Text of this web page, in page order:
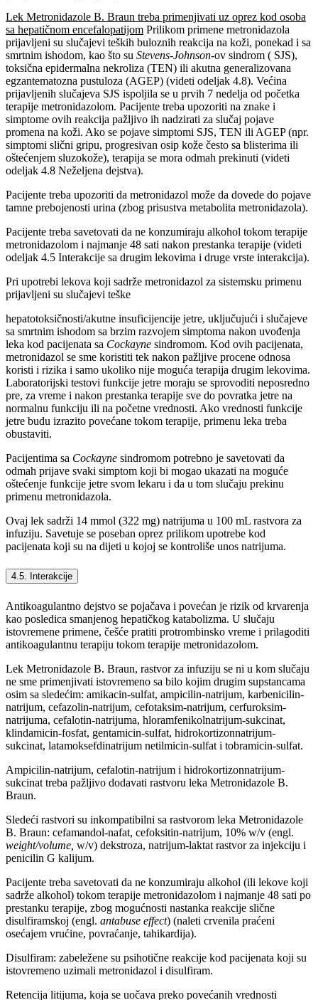
Lek Metronidazole B. Braun treba primenjivati uz oprez kod osoba
sa hepatičnom encefalopatijom Prilikom primene metronidazola
prijavljeni su slučajevi teških buloznih reakcija na koži, ponekad i sa
smrtnim ishodom, kao što su Stevens-Johnson-ov sindrom ( SJS),
toksična epidermalna nekroliza (TEN) ili akutna generalizovana
egzantematozna pustuloza (AGEP) (videti odeljak 4.8). Većina
prijavljenih slučajeva SJS ispoljila se u prvih 7 nedelja od početka
terapije metronidazolom. Pacijente treba upozoriti na znake i
simptome ovih reakcija pažljivo ih nadzirati za slučaj pojave
promena na koži. Ako se pojave simptomi SJS, TEN ili AGEP (npr.
simptomi slični gripu, progresivan osip kože često sa blisterima ili
oštećenjem sluzokože), terapija se mora odmah prekinuti (videti
odeljak 4.8 Neželjena dejstva).
Pacijente treba upozoriti da metronidazol može da dovede do pojave
tamne prebojenosti urina (zbog prisustva metabolita metronidazola).
Pacijente treba savetovati da ne konzumiraju alkohol tokom terapije
metronidazolom i najmanje 48 sati nakon prestanka terapije (videti
odeljak 4.5 Interakcije sa drugim lekovima i druge vrste interakcija).
Pri upotrebi lekova koji sadrže metronidazol za sistemsku primenu
prijavljeni su slučajevi teške
hepatotoksičnosti/akutne insuficijencije jetre, uključujući i slučajeve
sa smrtnim ishodom sa brzim razvojem simptoma nakon uvođenja
leka kod pacijenata sa Cockayne sindromom. Kod ovih pacijenata,
metronidazol se sme koristiti tek nakon pažljive procene odnosa
koristi i rizika i samo ukoliko nije moguća terapija drugim lekovima.
Laboratorijski testovi funkcije jetre moraju se sprovoditi neposredno
pre, za vreme i nakon prestanka terapije sve do povratka jetre na
normalnu funkciju ili na početne vrednosti. Ako vrednosti funkcije
jetre budu izrazito povećane tokom terapije, primenu leka treba
obustaviti.
Pacijentima sa Cockayne sindromom potrebno je savetovati da
odmah prijave svaki simptom koji bi mogao ukazati na moguće
oštećenje funkcije jetre svom lekaru i da u tom slučaju prekinu
primenu metronidazola.
Ovaj lek sadrži 14 mmol (322 mg) natrijuma u 100 mL rastvora za
infuziju. Savetuje se poseban oprez prilikom upotrebe kod
pacijenata koji su na dijeti u kojoj se kontroliše unos natrijuma.
4.5. Interakcije
Antikoagulantno dejstvo se pojačava i povećan je rizik od krvarenja
kao posledica smanjenog hepatičkog katabolizma. U slučaju
istovremene primene, češće pratiti protrombinsko vreme i prilagoditi
antikoagulantnu terapiju tokom terapije metronidazolom.
Lek Metronidazole B. Braun, rastvor za infuziju se ni u kom slučaju
ne sme primenjivati istovremeno sa bilo kojim drugim supstancama
osim sa sledećim: amikacin-sulfat, ampicilin-natrijum, karbenicilin-
natrijum, cefazolin-natrijum, cefotaksim-natrijum, cerfuroksim-
natrijuma, cefalotin-natrijuma, hloramfenikolnatrijum-sukcinat,
klindamicin-fosfat, gentamicin-sulfat, hidrokortizonnatrijum-
sukcinat, latamoksefdinatrijum netilmicin-sulfat i tobramicin-sulfat.
Ampicilin-natrijum, cefalotin-natrijum i hidrokortizonnatrijum-
sukcinat treba pažljivo dodavati rastvoru leka Metronidazole B.
Braun.
Sledeći rastvori su inkompatibilni sa rastvorom leka Metronidazole
B. Braun: cefamandol-nafat, cefoksitin-natrijum, 10% w/v (engl.
weight/volume, w/v) dekstroza, natrijum-laktat rastvor za injekciju i
penicilin G kalijum.
Pacijente treba savetovati da ne konzumiraju alkohol (ili lekove koji
sadrže alkohol) tokom terapije metronidazolom i najmanje 48 sati po
prestanku terapije, zbog mogućnosti nastanka reakcije slične
disulfiramskoj (engl. antabuse effect) (naleti crvenila praćeni
osećajem vrućine, povraćanje, tahikardija).
Disulfiram: zabeležene su psihotične reakcije kod pacijenata koji su
istovremeno uzimali metronidazol i disulfiram.
Retencija litijuma, koja se uočava preko povećanih vrednosti